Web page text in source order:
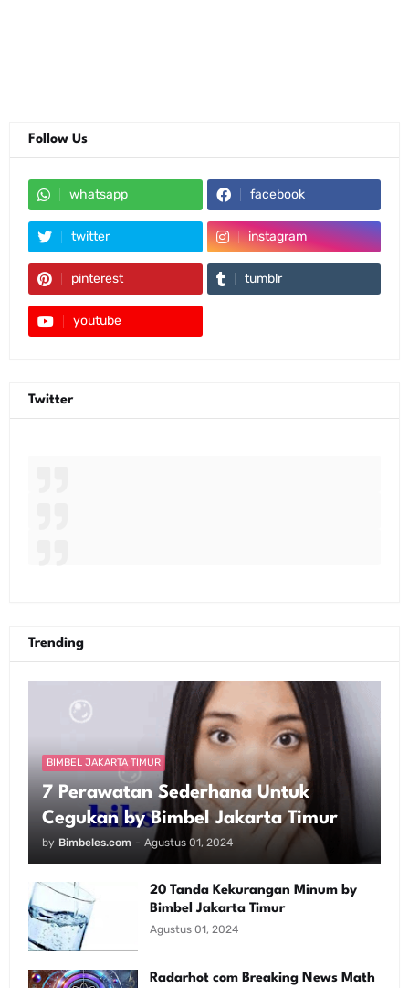
Follow Us
whatsapp facebook
twitter instagram
pinterest tumblr
youtube
Twitter
Trending
BIMBEL JAKARTA TIMUR
7 Perawatan Sederhana Untuk
Cegukan by Bimbel Jakarta Timur
by Bimbeles.com - Agustus 01, 2024
20 Tanda Kekurangan Minum by
Bimbel Jakarta Timur
Agustus 01, 2024
Radarhot com Breaking News Math